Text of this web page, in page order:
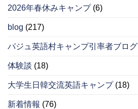
2026年春休みキャンプ(6)
blog (217)
パジュ英語村キャンプ引率者ブログ
体験談 (18)
大学生日韓交流英語キャンプ(18)
新着情報 (76)